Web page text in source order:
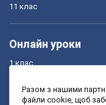
11 клас
Онлайн уроки
1 клас
3 клас
Разом з нашими
файли cookie, щоб